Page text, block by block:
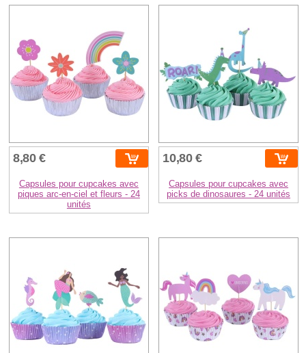
8,80 €
Capsules pour cupcakes avec
piques arc-en-ciel et fleurs - 24
unités
10,80 €
Capsules pour cupcakes avec
picks de dinosaures - 24 unités